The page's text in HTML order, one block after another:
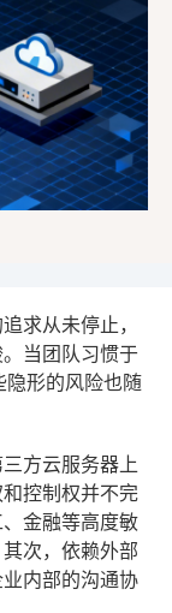
求从未停止，
当团队习惯于
隐形的风险也随
方云服务器上
控制权并不完
金融等高度敏
次，依赖外部
内部的沟通协